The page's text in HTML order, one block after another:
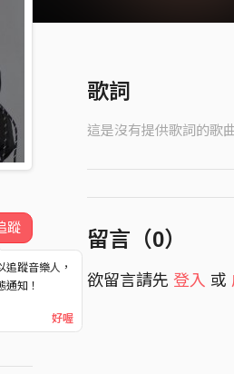
蹤
追蹤音樂人，
通知！
好喔
歌詞
這是沒有提供歌詞的歌
留言（0）
欲留言請先 登入 或